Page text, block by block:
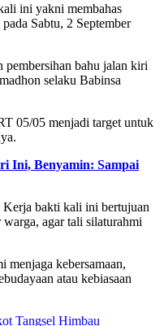
ini yakni membahas
Sabtu, 2 September
pembersihan bahu jalan kiri
selaku Babinsa
05/05 menjadi target untuk
Ini, Benyamin: Sampai
Kerja bakti kali ini bertujuan
agar tali silaturahmi
menjaga kebersamaan,
atau kebiasaan
Tangsel Himbau